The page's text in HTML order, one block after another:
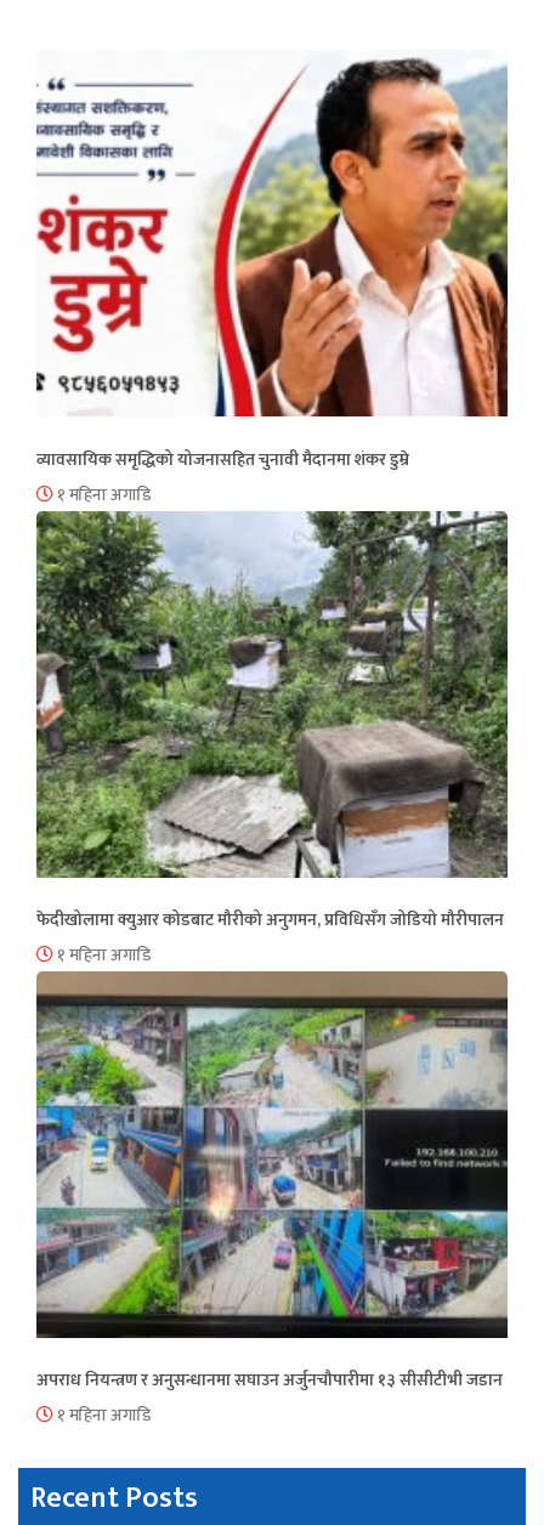
व्यावसायिक समृद्धिको योजनासहित चुनावी मैदानमा शंकर डुम्रे
१ महिना अगाडि
फेदीखोलामा क्युआर कोडबाट मौरीको अनुगमन, प्रविधिसँग जोडियो मौरीपालन
१ महिना अगाडि
अपराध नियन्त्रण र अनुसन्धानमा सघाउन अर्जुनचौपारीमा १३ सीसीटीभी जडान
१ महिना अगाडि
Recent Posts